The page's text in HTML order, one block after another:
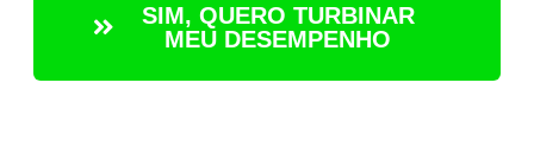
SIM, QUERO TURBINAR
MEU DESEMPENHO